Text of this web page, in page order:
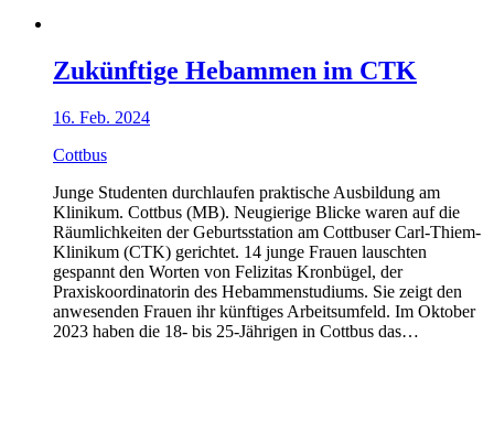
Zukünftige Hebammen im CTK
16. Feb. 2024
Cottbus
Junge Studenten durchlaufen praktische Ausbildung am
Klinikum. Cottbus (MB). Neugierige Blicke waren auf die
Räumlichkeiten der Geburtsstation am Cottbuser Carl-Thiem-
Klinikum (CTK) gerichtet. 14 junge Frauen lauschten
gespannt den Worten von Felizitas Kronbügel, der
Praxiskoordinatorin des Hebammenstudiums. Sie zeigt den
anwesenden Frauen ihr künftiges Arbeitsumfeld. Im Oktober
2023 haben die 18- bis 25-Jährigen in Cottbus das…